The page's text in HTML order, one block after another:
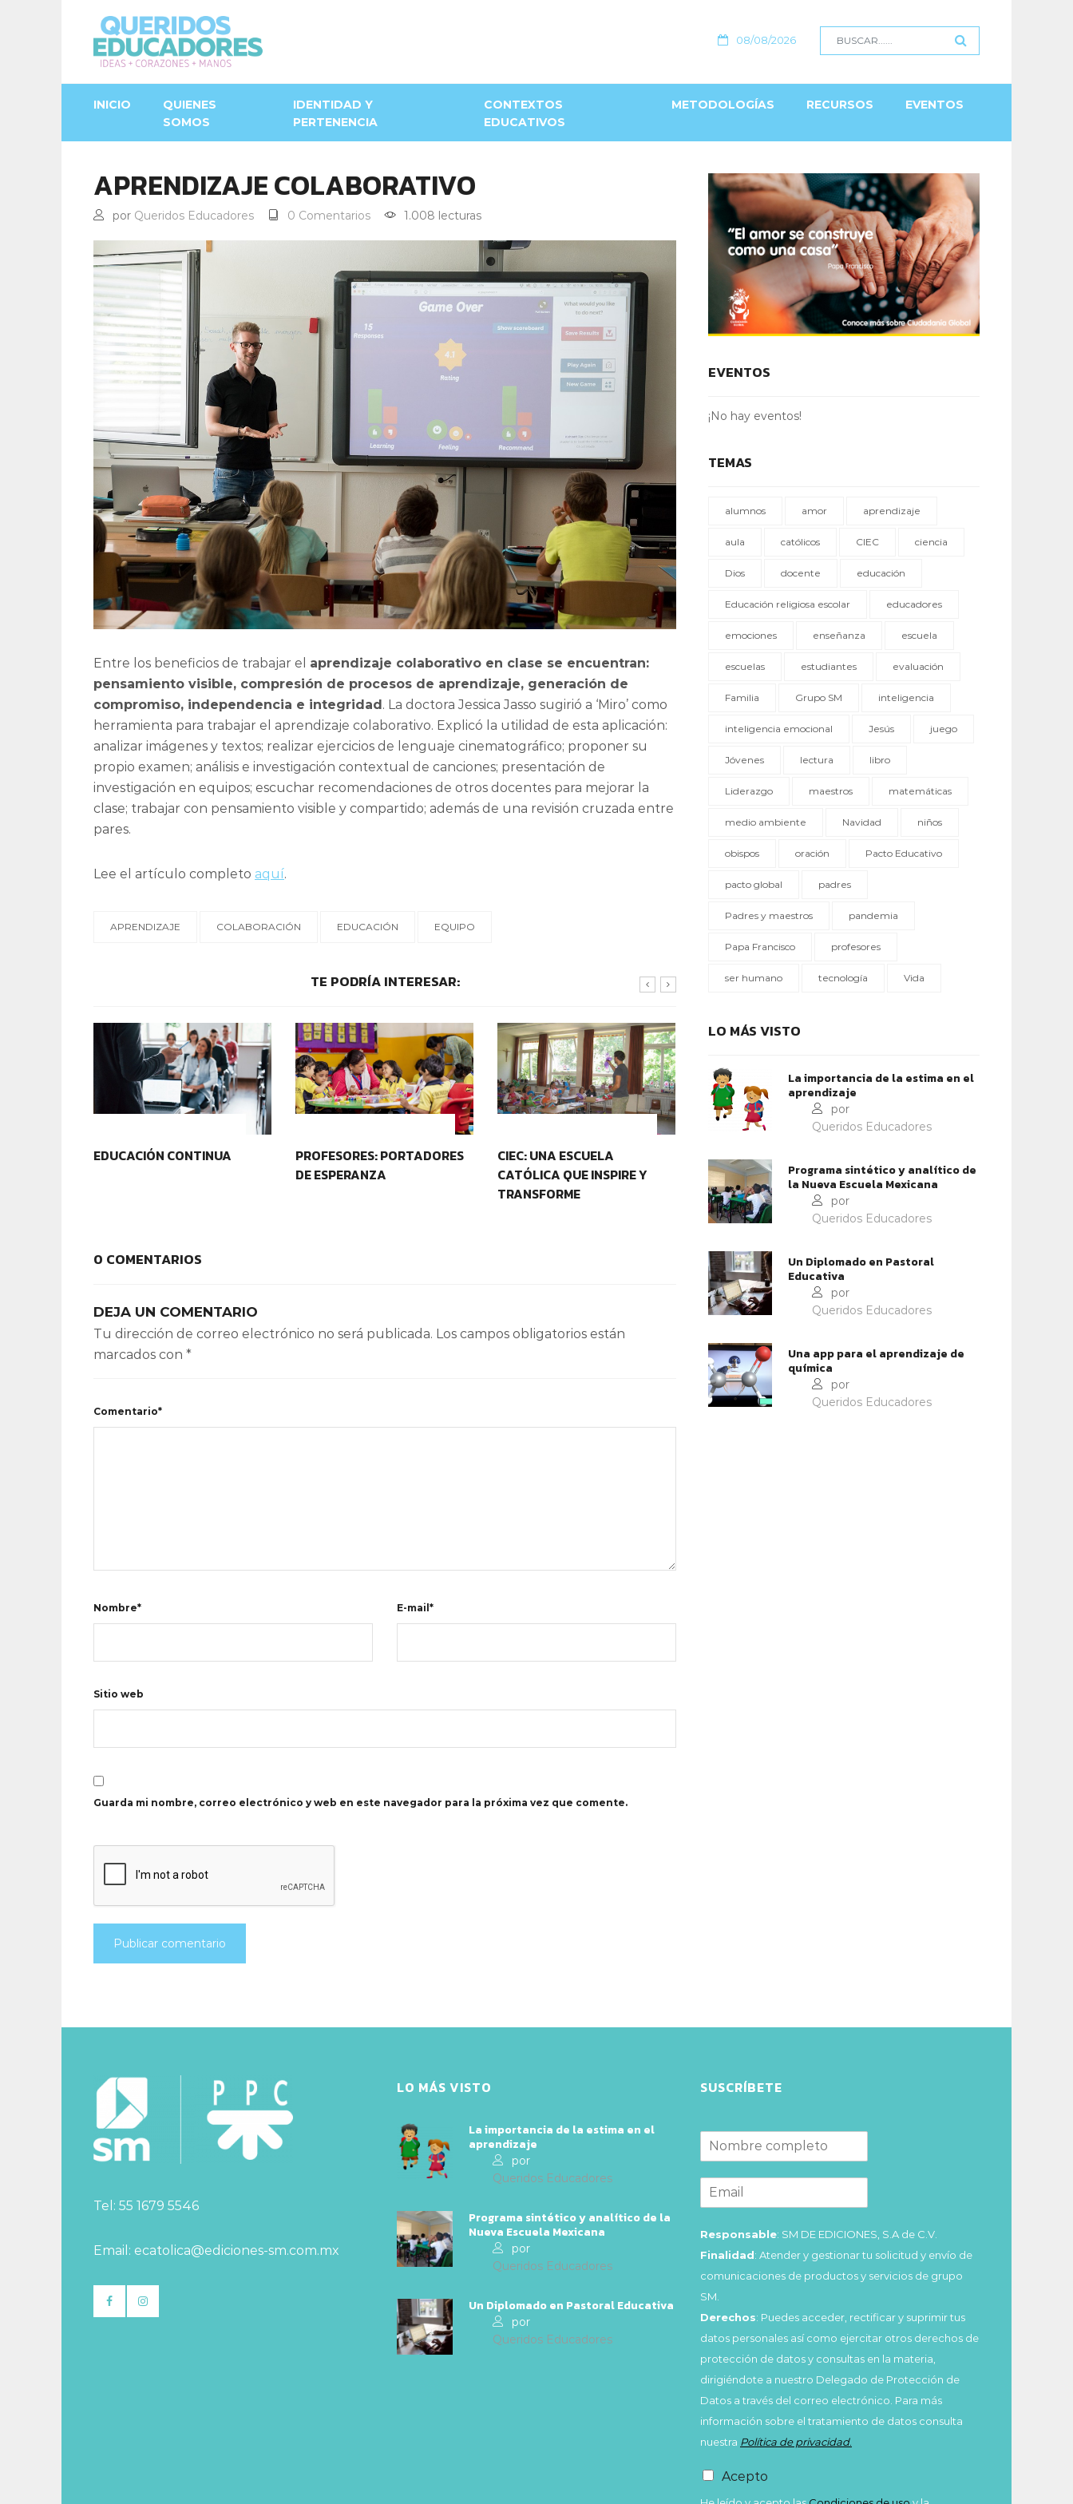
08/08/2026
INICIO
QUIENES
SOMOS
IDENTIDAD Y
PERTENENCIA
CONTEXTOS
EDUCATIVOS
METODOLOGÍAS RECURSOS EVENTOS
APRENDIZAJE COLABORATIVO
por Queridos Educadores 0 Comentarios 1.008 lecturas
Entre los beneficios de trabajar el aprendizaje colaborativo en clase se encuentran:
pensamiento visible, compresión de procesos de aprendizaje, generación de
compromiso, independencia e integridad . La doctora Jessica Jasso sugirió a ‘Miro’ como
herramienta para trabajar el aprendizaje colaborativo. Explicó la utilidad de esta aplicación:
analizar imágenes y textos; realizar ejercicios de lenguaje cinematográfico; proponer su
propio examen; análisis e investigación contextual de canciones; presentación de
investigación en equipos; escuchar recomendaciones de otros docentes para mejorar la
clase; trabajar con pensamiento visible y compartido; además de una revisión cruzada entre
pares.
Lee el artículo completo aquí.
APRENDIZAJE COLABORACIÓN EDUCACIÓN EQUIPO
TE PODRÍA INTERESAR:
EDUCACIÓN CONTINUA
PROFESORES: PORTADORES
DE ESPERANZA
CIEC: UNA ESCUELA
CATÓLICA QUE INSPIRE Y
TRANSFORME
CONTEXTOS EDUCATIVOS
CONFRONTAR LA VIOLENCIA
ESCOLAR
CONTEXTOS EDUCATIVOS
0 COMENTARIOS
DEJA UN COMENTARIO
Tu dirección de correo electrónico no será publicada. Los campos obligatorios están
marcados con *
Comentario*
Nombre* E-mail*
Sitio web
Guarda mi nombre, correo electrónico y web en este navegador para la próxima vez que comente.
EVENTOS
¡No hay eventos!
TEMAS
alumnos amor aprendizaje
aula católicos CIEC ciencia
Dios docente educación
Educación religiosa escolar educadores
emociones enseñanza escuela
escuelas estudiantes evaluación
Familia Grupo SM inteligencia
inteligencia emocional Jesús juego
Jóvenes lectura libro
Liderazgo maestros matemáticas
medio ambiente Navidad niños
obispos oración Pacto Educativo
pacto global padres
Padres y maestros pandemia
Papa Francisco profesores
ser humano tecnología Vida
LO MÁS VISTO
La importancia de la estima en el
aprendizaje
por
Queridos Educadores
Programa sintético y analítico de
la Nueva Escuela Mexicana
por
Queridos Educadores
Un Diplomado en Pastoral
Educativa
por
Queridos Educadores
Una app para el aprendizaje de
química
por
Queridos Educadores
Tel: 55 1679 5546
Email: ecatolica@ediciones-sm.com.mx
LO MÁS VISTO
La importancia de la estima en el
aprendizaje
por
Queridos Educadores
Programa sintético y analítico de la
Nueva Escuela Mexicana
por
Queridos Educadores
Un Diplomado en Pastoral Educativa
por
Queridos Educadores
SUSCRÍBETE
Responsable: SM DE EDICIONES, S.A de C.V.
Finalidad: Atender y gestionar tu solicitud y envío de
comunicaciones de productos y servicios de grupo
SM.
Derechos: Puedes acceder, rectificar y suprimir tus
datos personales así como ejercitar otros derechos de
protección de datos y consultas en la materia,
dirigiéndote a nuestro Delegado de Protección de
Datos a través del correo electrónico. Para más
información sobre el tratamiento de datos consulta
nuestra Política de privacidad.
Acepto